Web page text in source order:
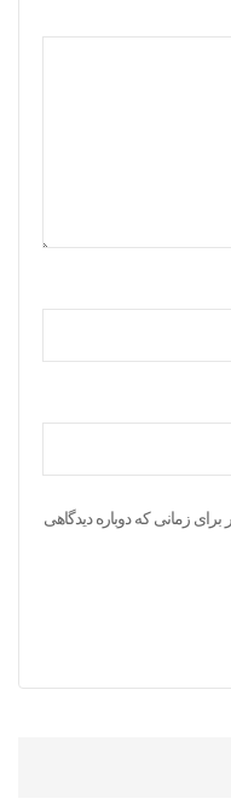
زمانی که دوباره دیدگاهی